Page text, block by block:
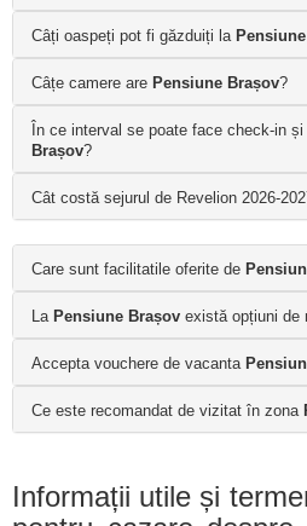
Câți oaspeți pot fi găzduiți la
Câțe camere are Pensiune Brașov?
În ce interval se poate face check-in
Brașov?
Cât costă sejurul de Revelion 2026-
Care sunt facilitatile oferite de
La Pensiune Brașov există opțiuni de
Accepta vouchere de vacanta
Ce este recomandat de vizitat în zona
Informații utile și